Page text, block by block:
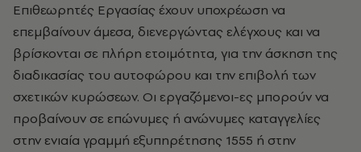
Επιθεωρητές Εργασίας έχουν υποχρέωση να
επεμβαίνουν άμεσα, διενεργώντας ελέγχους και να
βρίσκονται σε πλήρη ετοιμότητα, για την άσκηση της
διαδικασίας του αυτοφώρου και την επιβολή των
σχετικών κυρώσεων. Οι εργαζόμενοι-ες μπορούν να
προβαίνουν σε επώνυμες ή ανώνυμες καταγγελίες
στην ενιαία γραμμή εξυπηρέτησης 1555 ή στην